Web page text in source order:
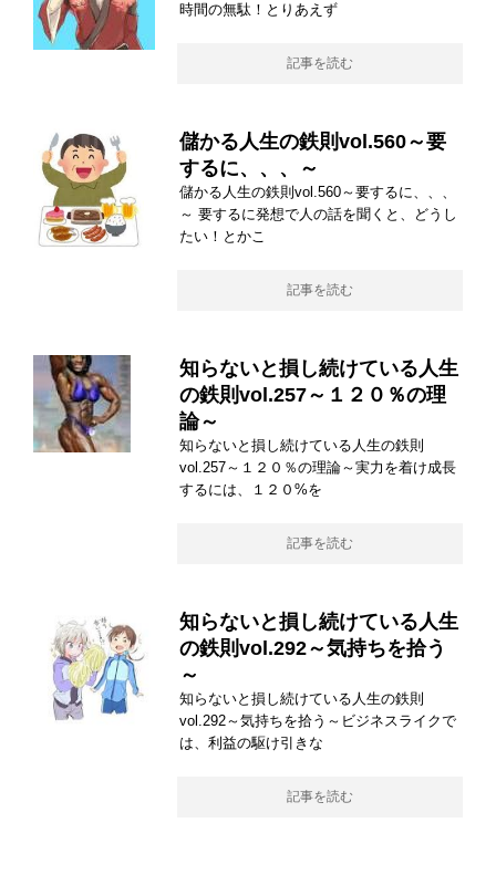
時間の無駄！とりあえず
記事を読む
儲かる人生の鉄則vol.560～要
するに、、、～
儲かる人生の鉄則vol.560～要するに、、、
～ 要するに発想で人の話を聞くと、どうし
たい！とかこ
記事を読む
知らないと損し続けている人生
の鉄則vol.257～１２０％の理
論～
知らないと損し続けている人生の鉄則
vol.257～１２０％の理論～実力を着け成長
するには、１２０%を
記事を読む
知らないと損し続けている人生
の鉄則vol.292～気持ちを拾う
～
知らないと損し続けている人生の鉄則
vol.292～気持ちを拾う～ビジネスライクで
は、利益の駆け引きな
記事を読む